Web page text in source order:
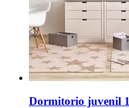
Dormitorio juvenil 1